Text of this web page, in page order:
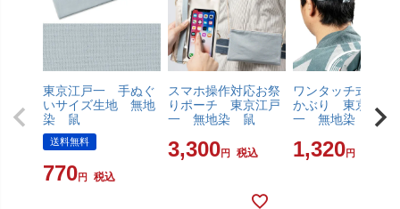
東京江戸一 手ぬぐ
いサイズ生地 無地
染 鼠
送料無料
770 税込
スマホ操作対応お祭
りポーチ 東京江戸
一 無地染 鼠
3,300 税込
ワンタッチ式 喧
かぶり 東京江戸
一 無地染 鼠
1,320